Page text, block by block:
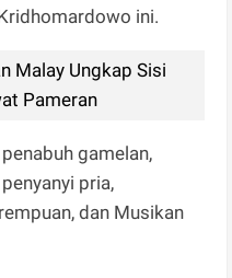
ini.
Malay Ungkap Sisi
Pameran
gamelan,
pria,
dan Musikan